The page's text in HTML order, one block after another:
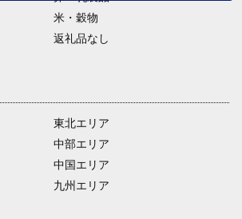
米・穀物
返礼品なし
東北エリア
中部エリア
中国エリア
九州エリア